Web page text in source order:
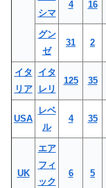
シマ
4 16
グン
ゼ
31 2
イタ
リア
イタ
レリ
125 35
USA
レベ
ル
4 35
UK
エア
フィ
ック
6 5